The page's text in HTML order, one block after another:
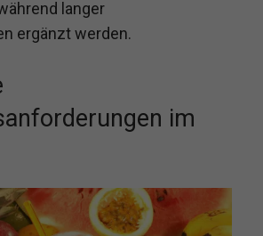
langer
ergänzt werden.
im